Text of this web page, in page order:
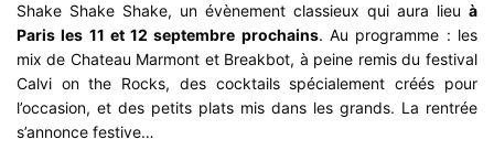
Shake Shake Shake, un évènement classieux qui aura lieu à
Paris les 11 et 12 septembre prochains. Au programme : les
mix de Chateau Marmont et Breakbot, à peine remis du festival
Calvi on the Rocks, des cocktails spécialement créés pour
l’occasion, et des petits plats mis dans les grands. La rentrée
s’annonce festive…